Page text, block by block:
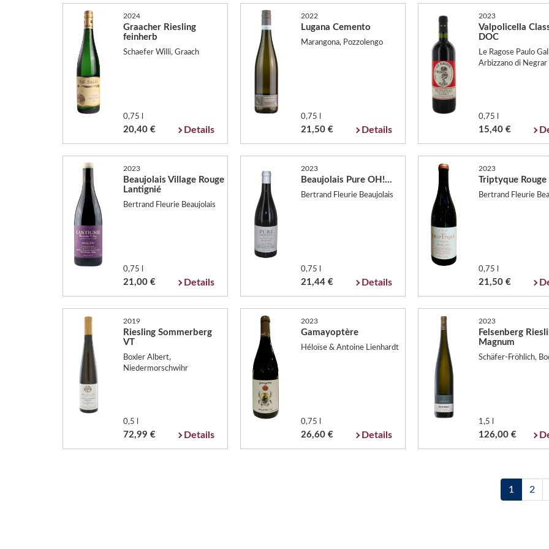
2024
Graacher Riesling
feinherb
Schaefer Willi, Graach
0,75 l
20,40 € Details
2022
Lugana Cemento
Marangona, Pozzolengo
0,75 l
21,50 € Details
2023
Valpolicella
DOC
Le Ragose Paulo
Arbizzano di Negrar
0,75 l
15,40 €
2023
Beaujolais Village Rouge
Lantignié
Bertrand Fleurie Beaujolais
0,75 l
21,00 € Details
2023
Beaujolais Pure OH!...
Bertrand Fleurie Beaujolais
0,75 l
21,44 € Details
2023
Triptyque Rouge
Bertrand Fleurie
0,75 l
21,50 €
2019
Riesling Sommerberg
VT
Boxler Albert,
Niedermorschwihr
0,5 l
72,99 € Details
2023
Gamayoptère
Héloïse & Antoine Lienhardt
0,75 l
26,60 € Details
2023
Felsenberg
Magnum
Schäfer-Fröhlich,
1,5 l
126,00 €
1 2